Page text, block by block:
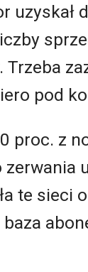
pod
proc. z
te sieci
baza